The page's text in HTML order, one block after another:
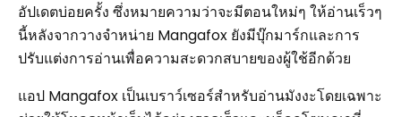
อัปเดตบ่อยครั้ง ซึ่งหมายความว่าจะมีตอนใหม่ๆ ให้อ่านเร็วๆ
นี้หลังจากวางจำหน่าย Mangafox ยังมีบุ๊กมาร์กและการ
ปรับแต่งการอ่านเพื่อความสะดวกสบายของผู้ใช้อีกด้วย
แอป Mangafox เป็นเบราว์เซอร์สำหรับอ่านมังงะโดยเฉพาะ